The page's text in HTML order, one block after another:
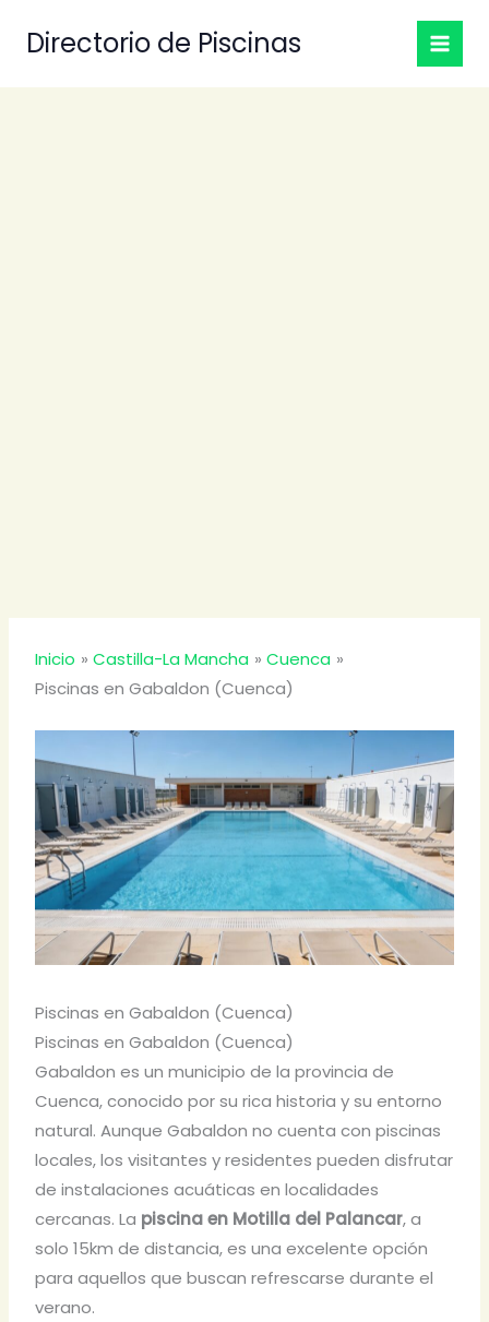
Directorio de Piscinas
Inicio Castilla-La Mancha
Cuenca
Piscinas en Gabaldon (Cuenca)
Piscinas en Gabaldon (Cuenca)
Piscinas en Gabaldon (Cuenca)
Gabaldon es un municipio de la provincia de
Cuenca, conocido por su rica historia y su entorno
natural. Aunque Gabaldon no cuenta con piscinas
locales, los visitantes y residentes pueden disfrutar
de instalaciones acuáticas en localidades
cercanas. La piscina en Motilla del Palancar, a
solo 15km de distancia, es una excelente opción
para aquellos que buscan refrescarse durante el
verano.